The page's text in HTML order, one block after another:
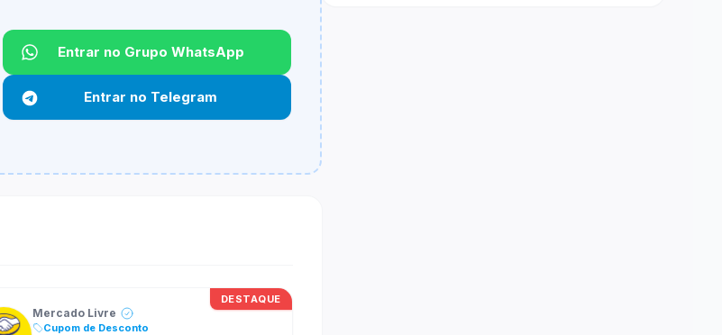
Entrar no Grupo WhatsApp
Entrar no Telegram
DESTAQUE
Mercado Livre
Cupom de Desconto